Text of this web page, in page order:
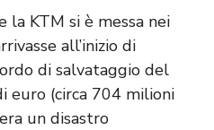
la KTM si è messa nei
all’inizio di
di salvataggio del
euro (circa 704 milioni
un disastro